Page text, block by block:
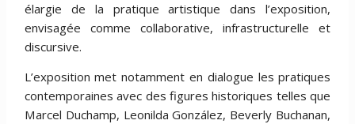
élargie de la pratique artistique dans l’exposition,
envisagée comme collaborative, infrastructurelle et
discursive.
L’exposition met notamment en dialogue les pratiques
contemporaines avec des figures historiques telles que
Marcel Duchamp, Leonilda González, Beverly Buchanan,